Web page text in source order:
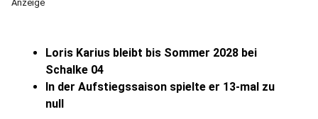
Anzeige
Loris Karius bleibt bis Sommer 2028 bei
Schalke 04
In der Aufstiegssaison spielte er 13-mal zu
null